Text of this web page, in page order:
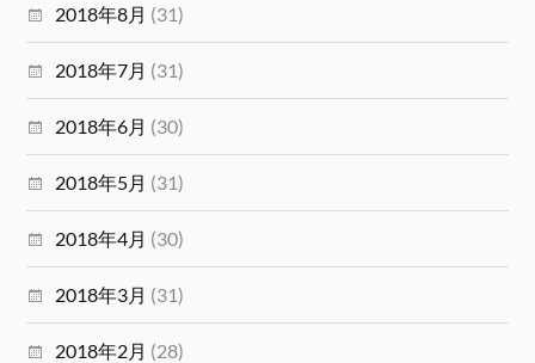
2018年8月 (31)
2018年7月 (31)
2018年6月 (30)
2018年5月 (31)
2018年4月 (30)
2018年3月 (31)
2018年2月 (28)